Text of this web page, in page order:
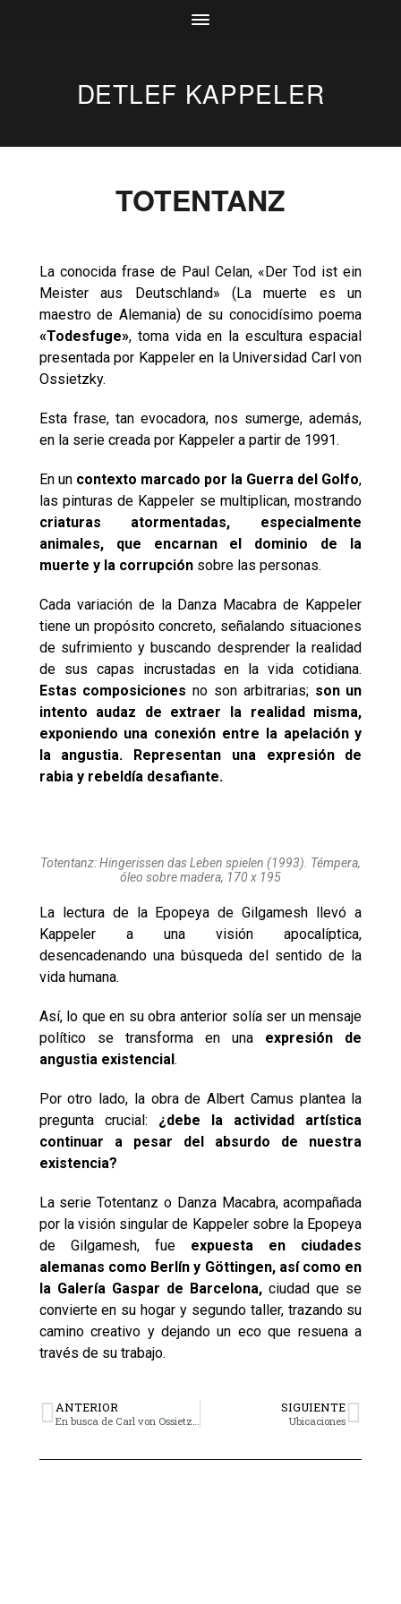
DETLEF KAPPELER
TOTENTANZ
La conocida frase de Paul Celan, «Der Tod ist ein
Meister aus Deutschland» (La muerte es un
maestro de Alemania) de su conocidísimo poema
«Todesfuge», toma vida en la escultura espacial
presentada por Kappeler en la Universidad Carl von
Ossietzky.
Esta frase, tan evocadora, nos sumerge, además,
en la serie creada por Kappeler a partir de 1991.
En un contexto marcado por la Guerra del Golfo,
las pinturas de Kappeler se multiplican, mostrando
criaturas atormentadas, especialmente
animales, que encarnan el dominio de la
muerte y la corrupciónsobre las personas.
Cada variación de la Danza Macabra de Kappeler
tiene un propósito concreto, señalando situaciones
de sufrimiento y buscando desprender la realidad
de sus capas incrustadas en la vida cotidiana.
Estas composiciones no son arbitrarias;son un
intento audaz de extraer la realidad misma,
exponiendo una conexión entre la apelación y
la angustia. Representan una expresión de
rabia y rebeldía desafiante.
Totentanz: Hingerissen das Leben spielen (1993). Témpera,
óleo sobre madera, 170 x 195
La lectura de la Epopeya de Gilgamesh llevó a
Kappeler a una visión apocalíptica,
desencadenando una búsqueda del sentido de la
vida humana.
Así, lo que en su obra anterior solía ser un mensaje
político se transforma en una expresión de
angustia existencial.
Por otro lado, la obra de Albert Camus plantea la
pregunta crucial: ¿debe la actividad artística
continuar a pesar del absurdo de nuestra
existencia?
La serie Totentanz o Danza Macabra, acompañada
por la visión singular de Kappeler sobre la Epopeya
de Gilgamesh, fue expuesta en ciudades
alemanas como Berlín y Göttingen, así como en
la Galería Gaspar de Barcelona, ciudad que se
convierte en su hogar y segundo taller, trazando su
camino creativo y dejando un eco que resuena a
través de su trabajo.
ANTERIOR
En busca de Carl von Ossietzky
SIGUIENTE
Ubicaciones